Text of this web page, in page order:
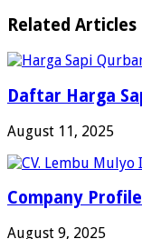
Related Articles
Daftar Harga
August 11, 2025
Company
August 9, 2025